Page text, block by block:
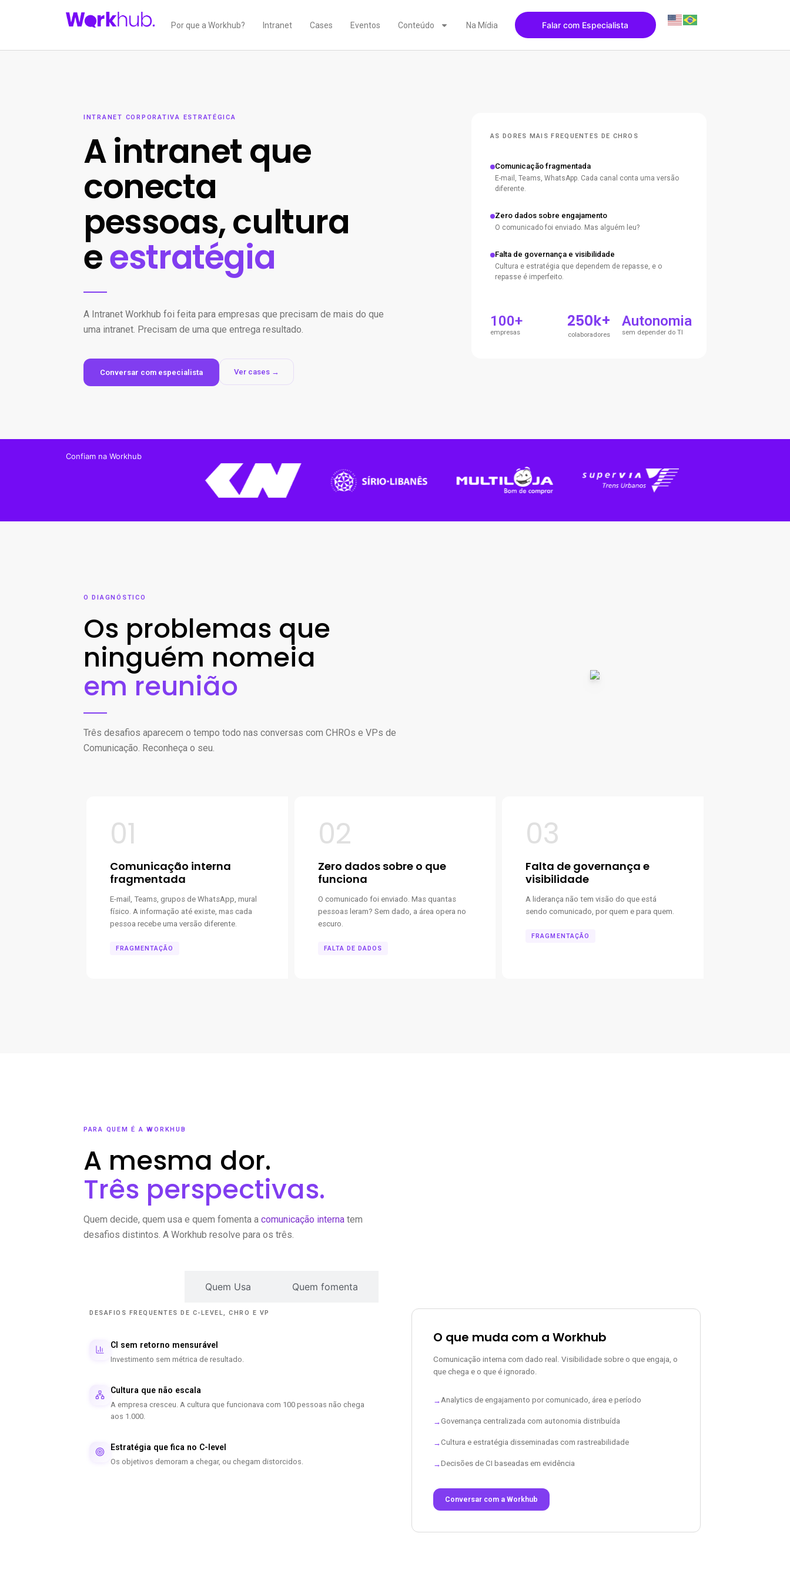
Por que a Workhub? Intranet Cases Eventos Conteúdo Na Mídia Falar com Especialista
INTRANET CORPORATIVA ESTRATÉGICA
A intranet que
conecta
pessoas, cultura
eestratégia
A Intranet Workhub foi feita para empresas que precisam de mais do que
uma intranet. Precisam de uma que entrega resultado.
Conversar com especialista Ver cases →
AS DORES MAIS FREQUENTES DE CHROS
Comunicação fragmentada
E-mail, Teams, WhatsApp. Cada canal conta uma versão
diferente.
Zero dados sobre engajamento
O comunicado foi enviado. Mas alguém leu?
Falta de governança e visibilidade
Cultura e estratégia que dependem de repasse, e o
repasse é imperfeito.
100+
empresas
250k+
colaboradores
Autonomia
sem depender do TI
Confiam na Workhub
O DIAGNÓSTICO
Os problemas que
ninguém nomeia
em reunião
Três desafios aparecem o tempo todo nas conversas com CHROs e VPs de
Comunicação. Reconheça o seu.
01
Comunicação interna
fragmentada
E-mail, Teams, grupos de WhatsApp, mural
físico. A informação até existe, mas cada
pessoa recebe uma versão diferente.
FRAGMENTAÇÃO
02
Zero dados sobre o que
funciona
O comunicado foi enviado. Mas quantas
pessoas leram? Sem dado, a área opera no
escuro.
FALTA DE DADOS
03
Falta de governança e
visibilidade
A liderança não tem visão do que está
sendo comunicado, por quem e para quem.
FRAGMENTAÇÃO
PARA QUEM É A WORKHUB
A mesma dor.
Três perspectivas.
Quem decide, quem usa e quem fomenta a comunicação interna tem
desafios distintos. A Workhub resolve para os três.
Quem Usa Quem fomenta
DESAFIOS FREQUENTES DE C-LEVEL, CHRO E VP
CI sem retorno mensurável
Investimento sem métrica de resultado.
Cultura que não escala
A empresa cresceu. A cultura que funcionava com 100 pessoas não chega
aos 1.000.
Estratégia que fica no C-level
Os objetivos demoram a chegar, ou chegam distorcidos.
O que muda com a Workhub
Comunicação interna com dado real. Visibilidade sobre o que engaja, o
que chega e o que é ignorado.
→Analytics de engajamento por comunicado, área e período
→Governança centralizada com autonomia distribuída
→Cultura e estratégia disseminadas com rastreabilidade
→Decisões de CI baseadas em evidência
Conversar com a Workhub